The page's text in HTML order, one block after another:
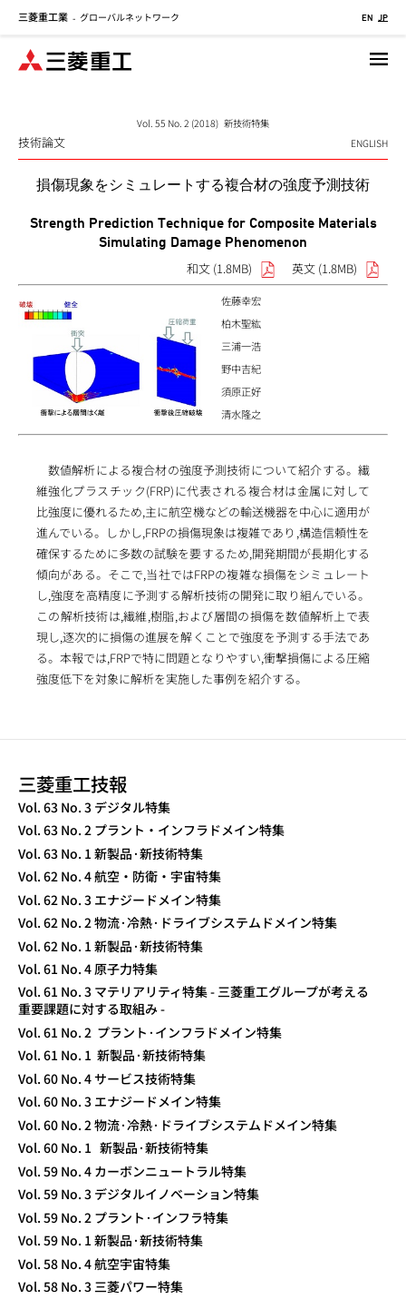
三菱重工業 - グローバルネットワーク EN JP
Vol. 55 No. 2 (2018) 新技術特集
技術論文 ENGLISH
損傷現象をシミュレートする複合材の強度予測技術
Strength Prediction Technique for Composite Materials
Simulating Damage Phenomenon
和文 (1.8MB)
英文 (1.8MB)
佐藤幸宏
柏木聖紘
三浦一浩
野中吉紀
須原正好
清水隆之
数値解析による複合材の強度予測技術について紹介する。繊
維強化プラスチック(FRP)に代表される複合材は金属に対して
比強度に優れるため,主に航空機などの輸送機器を中心に適用が
進んでいる。しかし,FRPの損傷現象は複雑であり,構造信頼性を
確保するために多数の試験を要するため,開発期間が長期化する
傾向がある。そこで,当社ではFRPの複雑な損傷をシミュレート
し,強度を高精度に予測する解析技術の開発に取り組んでいる。
この解析技術は,繊維,樹脂,および層間の損傷を数値解析上で表
現し,逐次的に損傷の進展を解くことで強度を予測する手法であ
る。本報では,FRPで特に問題となりやすい,衝撃損傷による圧縮
強度低下を対象に解析を実施した事例を紹介する。
三菱重工技報
TECHNICAL REVIEW
Vol. 63 No. 3 デジタル特集
Vol. 63 No. 2 プラント・インフラドメイン特集
Vol. 63 No. 1 新製品·新技術特集
Vol. 62 No. 4 航空・防衛・宇宙特集
Vol. 62 No. 3 エナジードメイン特集
Vol. 62 No. 2 物流·冷熱·ドライブシステムドメイン特集
Vol. 62 No. 1 新製品·新技術特集
Vol. 61 No. 4 原子力特集
Vol. 61 No. 3 マテリアリティ特集 - 三菱重工グループが考える
重要課題に対する取組み -
Vol. 61 No. 2 プラント·インフラドメイン特集
Vol. 61 No. 1 新製品·新技術特集
Vol. 60 No. 4 サービス技術特集
Vol. 60 No. 3 エナジードメイン特集
Vol. 60 No. 2 物流·冷熱·ドライブシステムドメイン特集
Vol. 60 No. 1 新製品·新技術特集
Vol. 59 No. 4 カーボンニュートラル特集
Vol. 59 No. 3 デジタルイノベーション特集
Vol. 59 No. 2 プラント·インフラ特集
Vol. 59 No. 1 新製品·新技術特集
Vol. 58 No. 4 航空宇宙特集
Vol. 58 No. 3 三菱パワー特集